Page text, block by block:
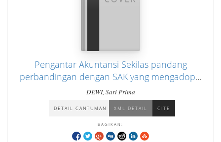
Pengantar Akuntansi Sekilas pandang
perbandingan dengan SAK yang mengadopsi
IFRS, SAK ETAP, dan SAK EMKM
DEWI, Sari Prima
DETAIL CANTUMAN XML DETAIL CITE
BAGIKAN: